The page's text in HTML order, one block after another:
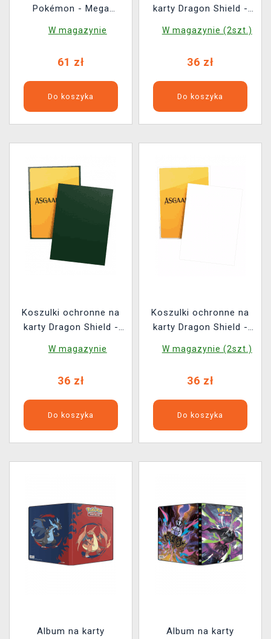
Pokémon - Mega
W magazynie
61 zł
Do koszyka
karty Dragon Shield -
Royal Blue Standard
W magazynie (2szt.)
36 zł
Do koszyka
Koszulki ochronne na
karty Dragon Shield -
Evergreen Standard
W magazynie
36 zł
Do koszyka
Koszulki ochronne na
karty Dragon Shield -
Plain White Standard
W magazynie (2szt.)
36 zł
Do koszyka
Album na karty
Album na karty